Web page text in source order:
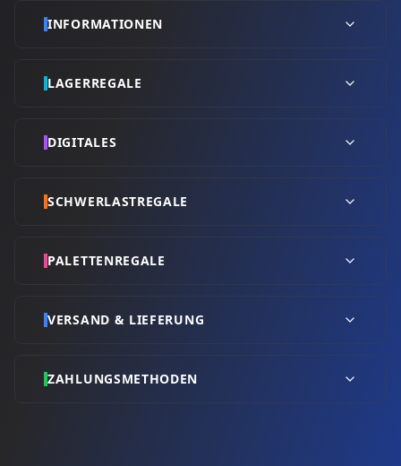
INFORMATIONEN
LAGERREGALE
DIGITALES
SCHWERLASTREGALE
PALETTENREGALE
VERSAND & LIEFERUNG
ZAHLUNGSMETHODEN